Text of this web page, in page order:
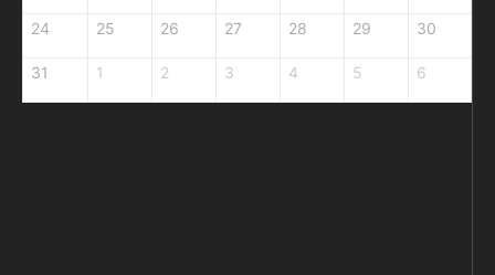
24 25 26 27 28 29 30
31 1 2 3 4 5 6